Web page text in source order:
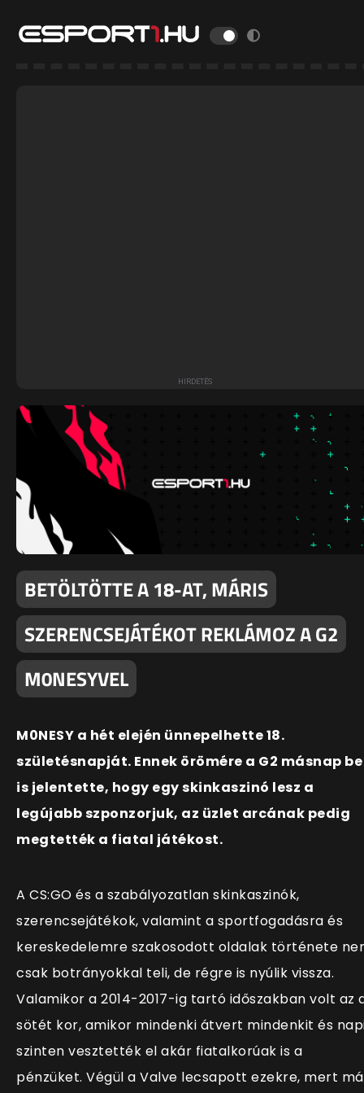
BETÖLTÖTTE A 18-AT, MÁRIS
SZERENCSEJÁTÉKOT REKLÁMOZ A G2
M0NESYVEL
M0NESY a hét elején ünnepelhette 18.
születésnapját. Ennek örömére a G2 másnap be
is jelentette, hogy egy skinkaszinó lesz a
legújabb szponzorjuk, az üzlet arcának pedig
megtették a fiatal játékost.
A CS:GO és a szabályozatlan skinkaszinók,
szerencsejátékok, valamint a sportfogadásra és
kereskedelemre szakosodott oldalak története
csak botrányokkal teli, de régre is nyúlik vissza.
Valamikor a 2014-2017-ig tartó időszakban volt az
sötét kor, amikor mindenki átvert mindenkit és
szinten vesztették el akár fiatalkorúak is a
pénzüket. Végül a Valve lecsapott ezekre, mert